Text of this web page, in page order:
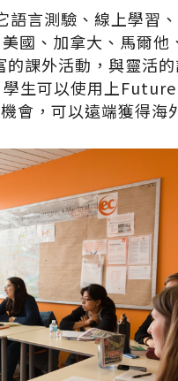
語言測驗、線上學習
國、加拿大、馬爾
課外活動，與靈活的
生可以使用上
，可以遠端獲得海